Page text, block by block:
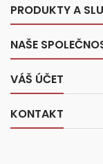
PRODUKTY A
NAŠE
VÁŠ ÚČET
KONTAKT